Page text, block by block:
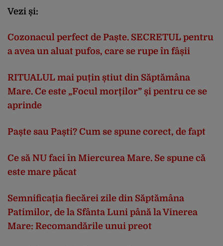
Vezi și:
Cozonacul perfect de Paște. SECRETUL pentru
a avea un aluat pufos, care se rupe în fâșii
RITUALUL mai puțin știut din Săptămâna
Mare. Ce este „Focul morților” și pentru ce se
aprinde
Paște sau Paști? Cum se spune corect, de fapt
Ce să NU faci în Miercurea Mare. Se spune că
este mare păcat
Semnificația fiecărei zile din Săptămâna
Patimilor, de la Sfânta Luni până la Vinerea
Mare: Recomandările unui preot